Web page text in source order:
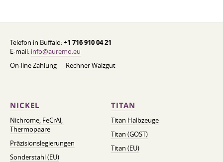
Telefon in Buffalo:+1 716 910 04 21
E-mail: info@auremo.eu
On-line Zahlung
Rechner Walzgut
NICKEL
Nichrome, FeСrAl, ​​
Thermopaare
Präzisionslegierungen
Sonderstahl (EU)
TITAN
Titan Halbzeuge
Titan (GOST)
Titan (EU)